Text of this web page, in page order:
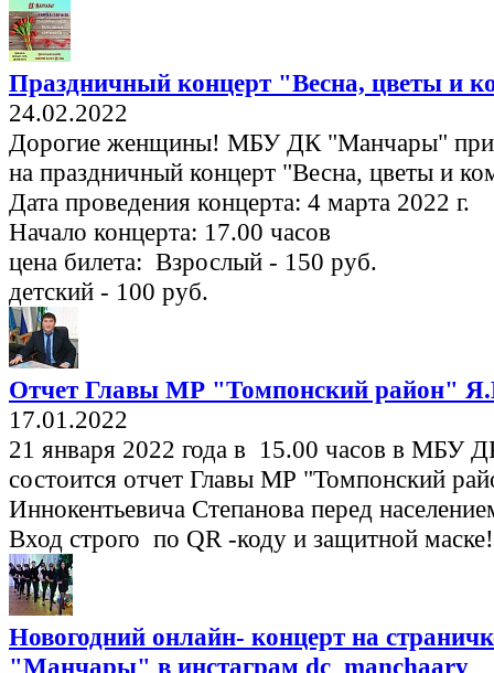
Праздничный концерт "Весна, цветы и
24.02.2022
Дорогие женщины! МБУ ДК "Манчары"
на праздничный концерт "Весна, цветы и
Дата проведения концерта: 4 марта 2022 г.
Начало концерта: 17.00 часов
цена билета: Взрослый - 150 руб.
детский - 100 руб.
Отчет Главы МР "Томпонский район"
17.01.2022
21 января 2022 года в 15.00 часов в МБУ
состоится отчет Главы МР "Томпонский
Иннокентьевича Степанова перед
Вход строго по QR -коду и защитной маске!
Новогодний онлайн- концерт на
"Манчары" в инстаграм dc_manchaary